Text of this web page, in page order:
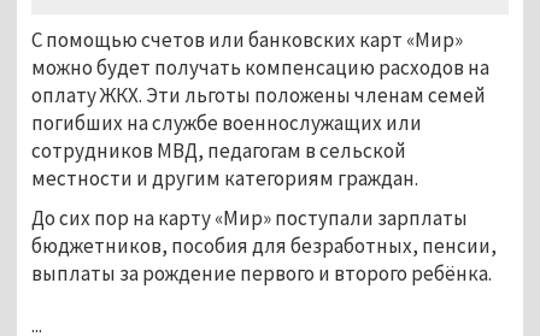
С помощью счетов или банковских карт «Мир»
можно будет получать компенсацию расходов на
оплату ЖКХ. Эти льготы положены членам семей
погибших на службе военнослужащих или
сотрудников МВД, педагогам в сельской
местности и другим категориям граждан.
До сих пор на карту «Мир» поступали зарплаты
бюджетников, пособия для безработных, пенсии,
выплаты за рождение первого и второго ребёнка.
...